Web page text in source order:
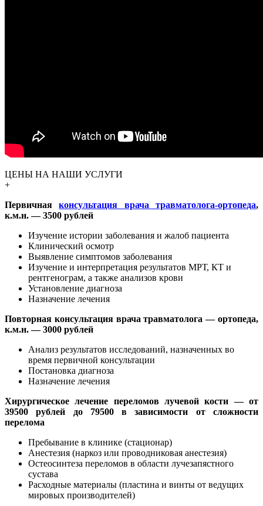
ЦЕНЫ НА НАШИ УСЛУГИ
+
Первичнаяконсультация врача травматолога-ортопеда,
к.м.н. — 3500 рублей
Изучение истории заболевания и жалоб пациента
Клинический осмотр
Выявление симптомов заболевания
Изучение и интерпретация результатов МРТ, КТ и
рентгенограм, а также анализов крови
Установление диагноза
Назначение лечения
Повторная консультация врача травматолога — ортопеда,
к.м.н. — 3000 рублей
Анализ результатов исследований, назначенных во
время первичной консультации
Постановка диагноза
Назначение лечения
Хирургическое лечение переломов лучевой кости — от
39500 рублей до 79500 в зависимости от сложности
перелома
Пребывание в клинике (стационар)
Анестезия (наркоз или проводниковая анестезия)
Остеосинтеза переломов в области лучезапястного
сустава
Расходные материалы (пластина и винты от ведущих
мировых производителей)